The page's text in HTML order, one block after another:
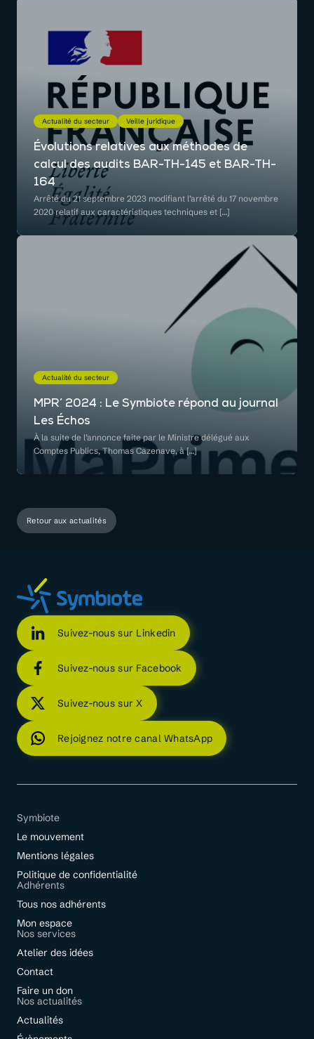
Actualité du secteur Veille juridique
Évolutions relatives aux méthodes de
calcul des audits BAR-TH-145 et BAR-TH-
164
Arrêté du 21 septembre 2023 modifiant l’arrêté du 17 novembre
2020 relatif aux caractéristiques techniques et […]
Actualité du secteur
MPR’ 2024 : Le Symbiote répond au journal
Les Échos
À la suite de l’annonce faite par le Ministre délégué aux
Comptes Publics, Thomas Cazenave, à […]
Retour aux actualités
Suivez-nous sur Linkedin
Suivez-nous sur Facebook
Suivez-nous sur X
Rejoignez notre canal WhatsApp
Symbiote
Le mouvement
Mentions légales
Politique de confidentialité
Adhérents
Tous nos adhérents
Mon espace
Nos services
Atelier des idées
Contact
Faire un don
Nos actualités
Actualités